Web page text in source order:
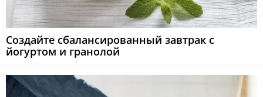
Создайте сбалансированный завтрак с
йогуртом и гранолой